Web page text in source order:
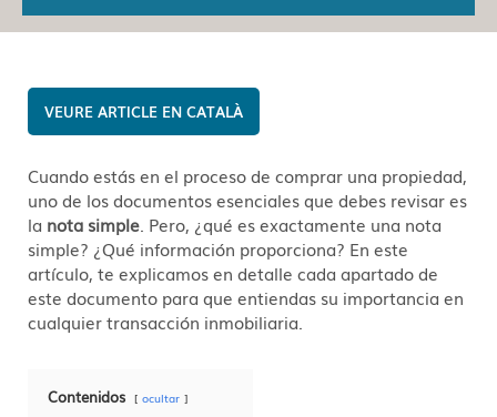
CATALÀ
Cuando estás en el proceso de comprar una propiedad,
uno de los documentos esenciales que debes revisar es
la nota simple . Pero, ¿qué es exactamente una nota
simple? ¿Qué información proporciona? En este
artículo, te explicamos en detalle cada apartado de
este documento para que entiendas su importancia en
cualquier transacción inmobiliaria.
Contenidos ocultar